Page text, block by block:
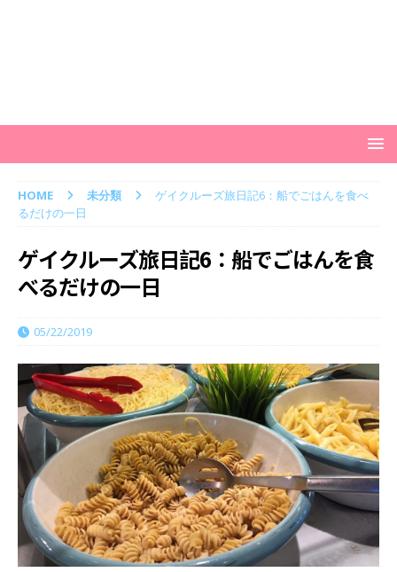
HOME 未分類
ゲイクルーズ旅日記6：船でごはんを食べ
るだけの一日
ゲイクルーズ旅日記6：船でごはんを食
べるだけの一日
05/22/2019